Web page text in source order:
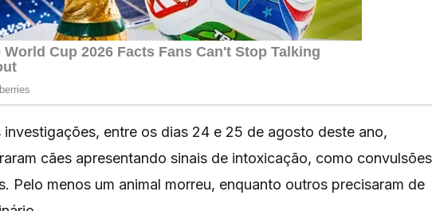
entre os dias 24 e 25 de agosto deste ano,
cães apresentando sinais de intoxicação, como
Pelo menos um animal morreu, enquanto outros precisaram de